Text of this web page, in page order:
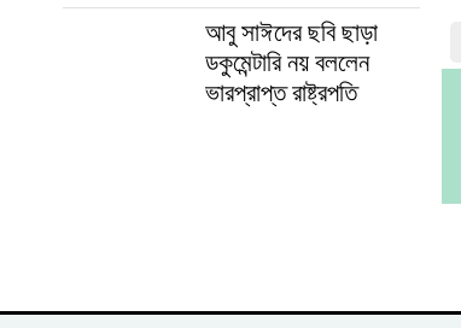
আবু সাঈদের ছবি ছাড়া
ডকুমেন্টারি নয় বললেন
ভারপ্রাপ্ত রাষ্ট্রপতি